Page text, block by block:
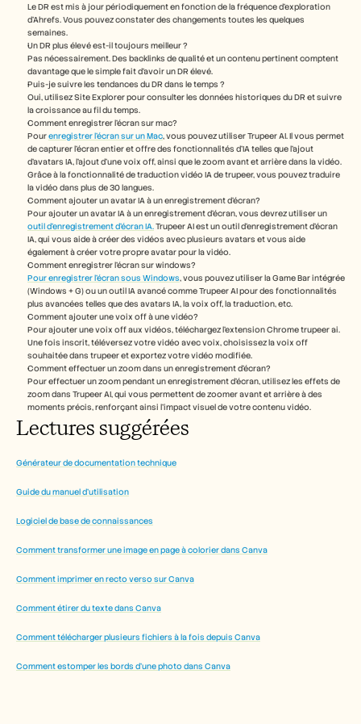
Le DR est mis à jour périodiquement en fonction de la fréquence d’exploration
d’Ahrefs. Vous pouvez constater des changements toutes les quelques
semaines.
Un DR plus élevé est-il toujours meilleur ?
Pas nécessairement. Des backlinks de qualité et un contenu pertinent comptent
davantage que le simple fait d’avoir un DR élevé.
Puis-je suivre les tendances du DR dans le temps ?
Oui, utilisez Site Explorer pour consulter les données historiques du DR et suivre
la croissance au fil du temps.
Comment enregistrer l’écran sur mac?
Pour enregistrer l’écran sur un Mac, vous pouvez utiliser Trupeer AI. Il vous permet
de capturer l’écran entier et offre des fonctionnalités d’IA telles que l’ajout
d’avatars IA, l’ajout d’une voix off, ainsi que le zoom avant et arrière dans la vidéo.
Grâce à la fonctionnalité de traduction vidéo IA de trupeer, vous pouvez traduire
la vidéo dans plus de 30 langues.
Comment ajouter un avatar IA à un enregistrement d’écran?
outil d’enregistrement d’écran IA. Trupeer AI est un outil d’enregistrement d’écran
IA, qui vous aide à créer des vidéos avec plusieurs avatars et vous aide
également à créer votre propre avatar pour la vidéo.
Comment enregistrer l’écran sur windows?
Pour enregistrer l’écran sous Windows, vous pouvez utiliser la Game Bar intégrée
(Windows + G) ou un outil IA avancé comme Trupeer AI pour des fonctionnalités
plus avancées telles que des avatars IA, la voix off, la traduction, etc.
Comment ajouter une voix off à une vidéo?
Pour ajouter une voix off aux vidéos, téléchargez l’extension Chrome trupeer ai.
Une fois inscrit, téléversez votre vidéo avec voix, choisissez la voix off
souhaitée dans trupeer et exportez votre vidéo modifiée.
Comment effectuer un zoom dans un enregistrement d’écran?
Pour effectuer un zoom pendant un enregistrement d’écran, utilisez les effets de
zoom dans Trupeer AI, qui vous permettent de zoomer avant et arrière à des
moments précis, renforçant ainsi l’impact visuel de votre contenu vidéo.
Lectures suggérées
Générateur de documentation technique
Guide du manuel d'utilisation
Logiciel de base de connaissances
Comment transformer une image en page à colorier dans Canva
Comment imprimer en recto verso sur Canva
Comment étirer du texte dans Canva
Comment télécharger plusieurs fichiers à la fois depuis Canva
Comment estomper les bords d'une photo dans Canva